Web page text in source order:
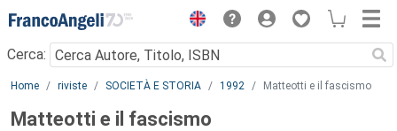
Menu
Cerca:
Main content
Home riviste SOCIETÀ E STORIA 1992 Matteotti e il fascismo
Matteotti e il fascismo